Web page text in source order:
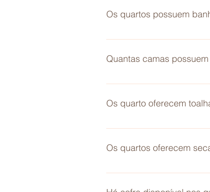
Os quartos possuem
Sim. Todos os quarto
Quantas camas
Todos os quarto estão
Os quarto oferecem
Sim. Todos os quartos
Os quartos oferecem
O quarto individualmente